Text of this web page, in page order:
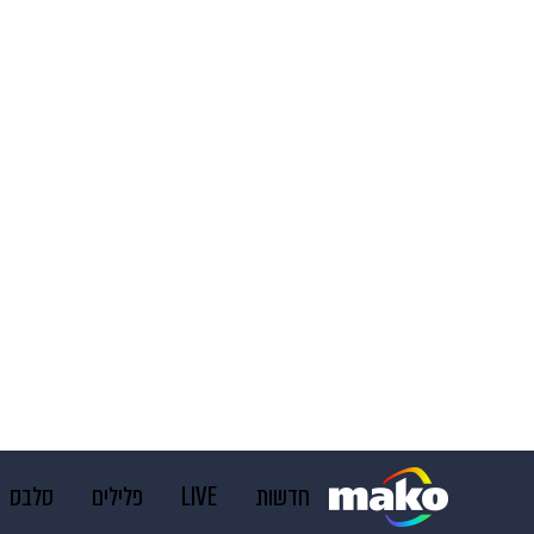
חדשות LIVE פלילים סלבס